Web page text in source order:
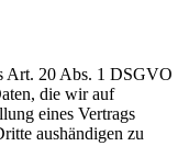
Art. 20 Abs. 1 DSGVO
die wir auf
eines Vertrags
aushändigen zu